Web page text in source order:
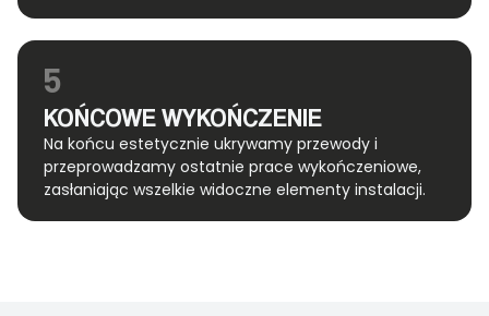
5
KOŃCOWE WYKOŃCZENIE
Na końcu estetycznie ukrywamy przewody i
przeprowadzamy ostatnie prace wykończeniowe,
zasłaniając wszelkie widoczne elementy instalacji.